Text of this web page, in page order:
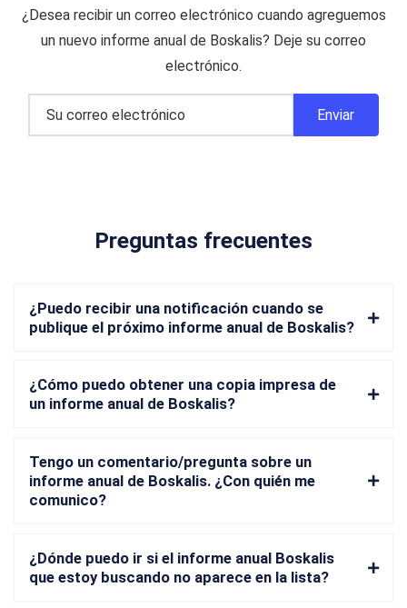
¿Desea recibir un correo electrónico cuando agreguemos
un nuevo informe anual de Boskalis? Deje su correo
electrónico.
Preguntas frecuentes
¿Puedo recibir una notificación cuando se
publique el próximo informe anual de Boskalis?
¿Cómo puedo obtener una copia impresa de
un informe anual de Boskalis?
Tengo un comentario/pregunta sobre un
informe anual de Boskalis. ¿Con quién me
comunico?
¿Dónde puedo ir si el informe anual Boskalis
que estoy buscando no aparece en la lista?